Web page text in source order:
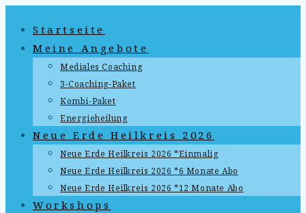
Inhalt
springen
Startseite
Meine Angebote
Mediales Coaching
3-Coaching-Paket
Kombi-Paket
Energieheilung
Neue Erde Heilkreis 2026
Neue Erde Heilkreis 2026 *Einmalig
Neue Erde Heilkreis 2026 *6 Monate Abo
Neue Erde Heilkreis 2026 *12 Monate Abo
Workshops